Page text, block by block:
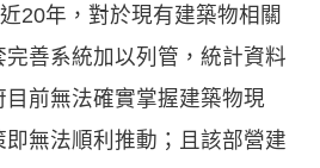
20年，對於現有建築物相關
善系統加以列管，統計資料
前無法確實掌握建築物現
無法順利推動；且該部營建